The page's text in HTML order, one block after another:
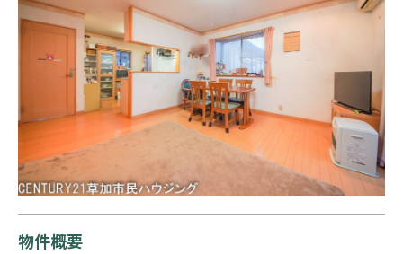
物件概要